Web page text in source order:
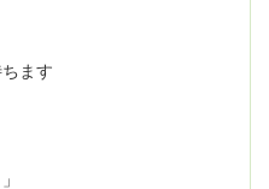
ます